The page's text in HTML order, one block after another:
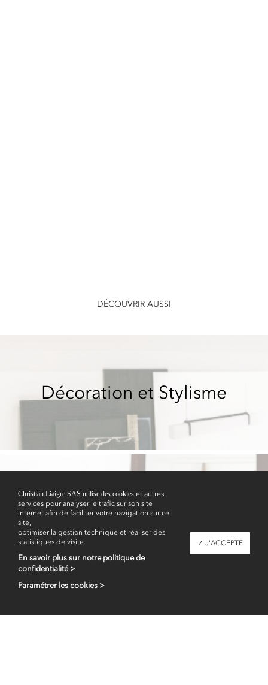
DÉCOUVRIR AUSSI
Décoration et Stylisme
Showrooms
✓ J'ACCEPTE
Christian Liaigre SAS utilise des cookies et autres
services pour analyser le trafic sur son site
internet afin de faciliter votre navigation sur ce
site,
optimiser la gestion technique et réaliser des
statistiques de visite.
Paramétrer les cookies >
En savoir plus sur notre politique de
confidentialité >